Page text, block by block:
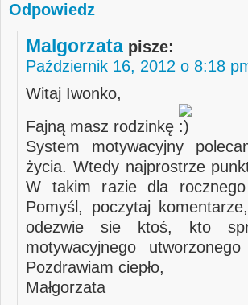
Odpowiedz
Malgorzata pisze:
Październik 16, 2012 o 8:18
Witaj Iwonko,
Fajną masz rodzinkę
System motywacyjny
życia. Wtedy najprostrze
W takim razie dla
Pomyśl, poczytaj
odezwie sie ktoś, kto
motywacyjnego
Pozdrawiam ciepło,
Małgorzata